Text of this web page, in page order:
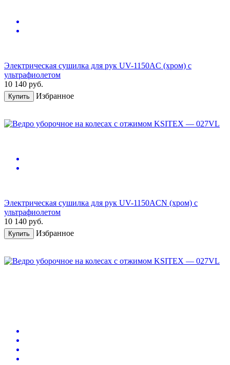
Электрическая сушилка для рук UV-1150AC (хром) с
ультрафиолетом
10 140 руб.
Купить Избранное
Электрическая сушилка для рук UV-1150ACN (хром) с
ультрафиолетом
10 140 руб.
Купить Избранное